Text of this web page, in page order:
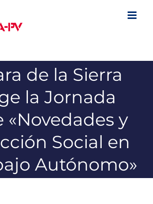
de la Sierra
la Jornada
«Novedades y
Social en
Autónomo»